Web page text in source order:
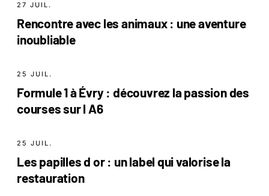
27 JUIL.
Rencontre avec les animaux : une aventure
inoubliable
25 JUIL.
Formule 1 à Évry : découvrez la passion des
courses sur l A6
25 JUIL.
Les papilles d or : un label qui valorise la
restauration